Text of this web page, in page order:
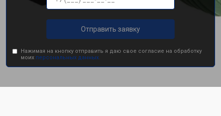
Отправить заявку
Нажимая на кнопку отправить я даю свое согласие на обработку
моих персональных данных.